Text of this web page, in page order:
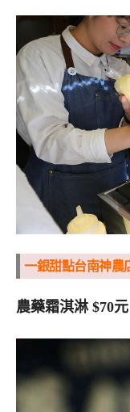
一銀甜點台南神農
農藥霜淇淋 $70元